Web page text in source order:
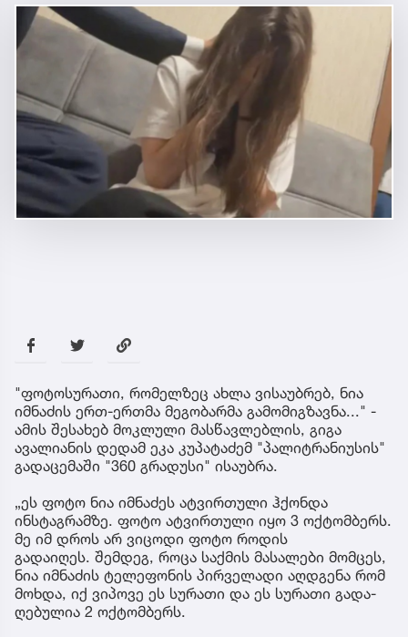
"ფოტოსურათი, რომელზეც ახლა ვისაუბრებ, ნია
იმნაძის ერთ-ერთმა მეგობარმა გამომიგზავნა..." -
ამის შესახებ მოკლული მასწავლებლის, გიგა
ავალიანის დედამ ეკა კუპატაძემ "პალიტრანიუსის"
გადაცემაში "360 გრადუსი" ისაუბრა.
„ეს ფოტო ნია იმნაძეს ატვირთული ჰქონდა
ინსტაგრამზე. ფოტო ატვირთული იყო 3 ოქტომბერს.
მე იმ დროს არ ვიცოდი ფოტო როდის
გადაიღეს. შემ­დეგ, როცა საქ­მის მა­სა­ლე­ბი მომ­ცეს,
ნია იმ­ნა­ძის ტე­ლე­ფო­ნის პირ­ვე­ლა­დი აღ­დგე­ნა რომ
მოხ­და, იქ ვი­პო­ვე ეს სუ­რა­თი და ეს სუ­რა­თი გა­და­
ღე­ბუ­ლია 2 ოქ­ტომ­ბერს.